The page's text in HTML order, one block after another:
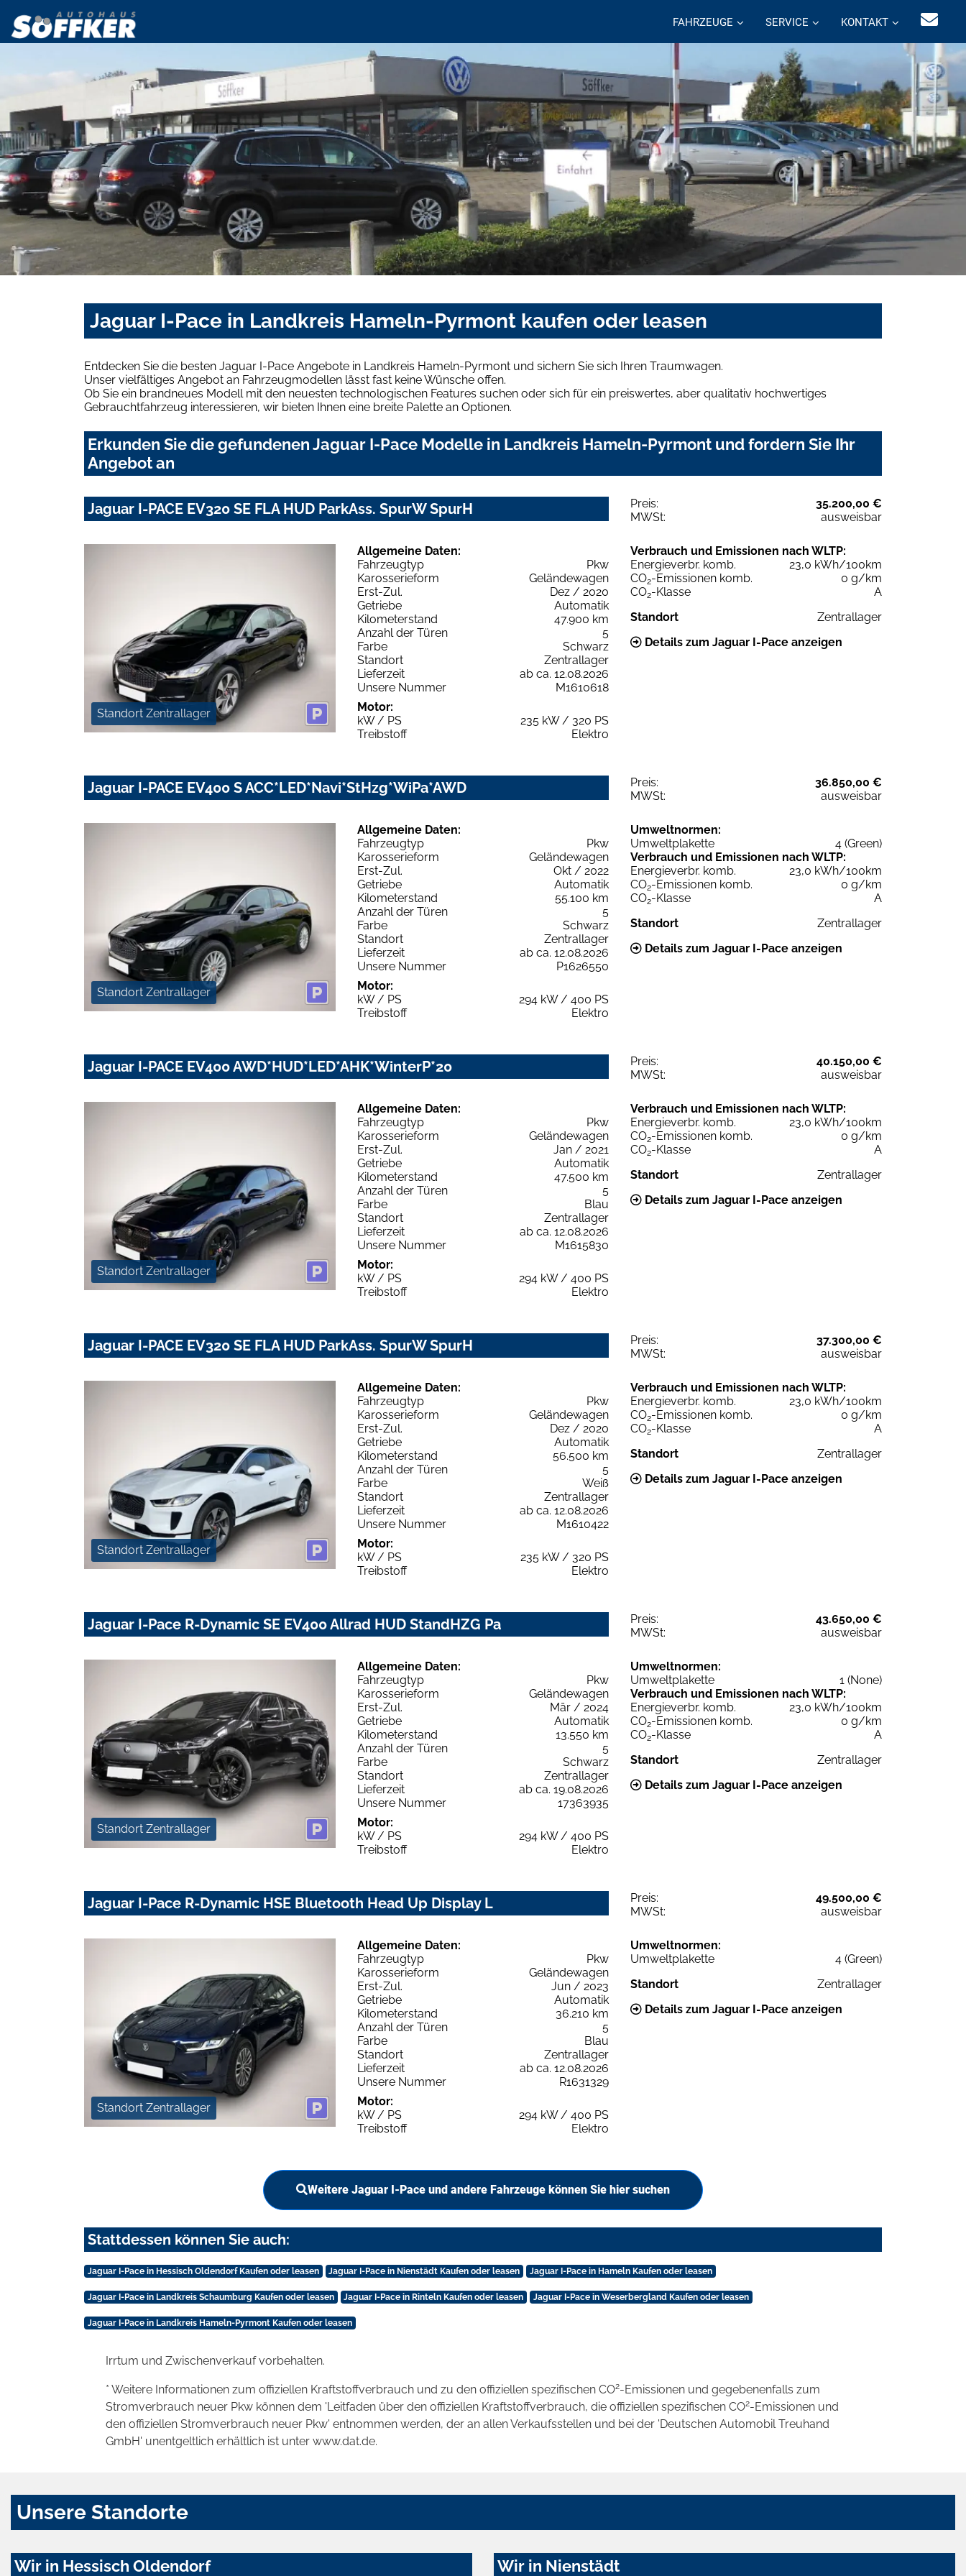
FAHRZEUGE SERVICE KONTAKT
Jaguar I-Pace in Landkreis Hameln-Pyrmont kaufen oder leasen
Entdecken Sie die besten Jaguar I-Pace Angebote in Landkreis Hameln-Pyrmont und sichern Sie sich Ihren Traumwagen.
Unser vielfältiges Angebot an Fahrzeugmodellen lässt fast keine Wünsche offen.
Ob Sie ein brandneues Modell mit den neuesten technologischen Features suchen oder sich für ein preiswertes, aber qualitativ hochwertiges
Gebrauchtfahrzeug interessieren, wir bieten Ihnen eine breite Palette an Optionen.
Erkunden Sie die gefundenen Jaguar I-Pace Modelle in Landkreis Hameln-Pyrmont und fordern Sie Ihr
Angebot an
Jaguar I-PACE EV320 SE FLA HUD ParkAss. SpurW SpurH Preis:
35.200,00 €
MWSt:
ausweisbar
Standort Zentrallager
Allgemeine Daten:
Fahrzeugtyp
Pkw
Karosserieform
Geländewagen
Erst-Zul.
Dez / 2020
Getriebe
Automatik
Kilometerstand
47.900 km
Anzahl der Türen
5
Farbe
Schwarz
Standort
Zentrallager
Lieferzeit
ab ca. 12.08.2026
Unsere Nummer
M1610618
Motor:
kW / PS
235 kW / 320 PS
Treibstoff
Elektro
Verbrauch und Emissionen nach WLTP:
Energieverbr. komb.
23,0 kWh/100km
CO2-Emissionen komb.
0 g/km
CO2-Klasse
A
Standort
Zentrallager
Details zum Jaguar I-Pace anzeigen
Jaguar I-PACE EV400 S ACC*LED*Navi*StHzg*WiPa*AWD Preis:
36.850,00 €
MWSt:
ausweisbar
Standort Zentrallager
Allgemeine Daten:
Fahrzeugtyp
Pkw
Karosserieform
Geländewagen
Erst-Zul.
Okt / 2022
Getriebe
Automatik
Kilometerstand
55.100 km
Anzahl der Türen
5
Farbe
Schwarz
Standort
Zentrallager
Lieferzeit
ab ca. 12.08.2026
Unsere Nummer
P1626550
Motor:
kW / PS
294 kW / 400 PS
Treibstoff
Elektro
Umweltnormen:
Umweltplakette
4 (Green)
Verbrauch und Emissionen nach WLTP:
Energieverbr. komb.
23,0 kWh/100km
CO2-Emissionen komb.
0 g/km
CO2-Klasse
A
Standort
Zentrallager
Details zum Jaguar I-Pace anzeigen
Jaguar I-PACE EV400 AWD*HUD*LED*AHK*WinterP*20 Preis:
40.150,00 €
MWSt:
ausweisbar
Standort Zentrallager
Allgemeine Daten:
Fahrzeugtyp
Pkw
Karosserieform
Geländewagen
Erst-Zul.
Jan / 2021
Getriebe
Automatik
Kilometerstand
47.500 km
Anzahl der Türen
5
Farbe
Blau
Standort
Zentrallager
Lieferzeit
ab ca. 12.08.2026
Unsere Nummer
M1615830
Motor:
kW / PS
294 kW / 400 PS
Treibstoff
Elektro
Verbrauch und Emissionen nach WLTP:
Energieverbr. komb.
23,0 kWh/100km
CO2-Emissionen komb.
0 g/km
CO2-Klasse
A
Standort
Zentrallager
Details zum Jaguar I-Pace anzeigen
Jaguar I-PACE EV320 SE FLA HUD ParkAss. SpurW SpurH Preis:
37.300,00 €
MWSt:
ausweisbar
Standort Zentrallager
Allgemeine Daten:
Fahrzeugtyp
Pkw
Karosserieform
Geländewagen
Erst-Zul.
Dez / 2020
Getriebe
Automatik
Kilometerstand
56.500 km
Anzahl der Türen
5
Farbe
Weiß
Standort
Zentrallager
Lieferzeit
ab ca. 12.08.2026
Unsere Nummer
M1610422
Motor:
kW / PS
235 kW / 320 PS
Treibstoff
Elektro
Verbrauch und Emissionen nach WLTP:
Energieverbr. komb.
23,0 kWh/100km
CO2-Emissionen komb.
0 g/km
CO2-Klasse
A
Standort
Zentrallager
Details zum Jaguar I-Pace anzeigen
Jaguar I-Pace R-Dynamic SE EV400 Allrad HUD StandHZG Pa Preis:
43.650,00 €
MWSt:
ausweisbar
Standort Zentrallager
Allgemeine Daten:
Fahrzeugtyp
Pkw
Karosserieform
Geländewagen
Erst-Zul.
Mär / 2024
Getriebe
Automatik
Kilometerstand
13.550 km
Anzahl der Türen
5
Farbe
Schwarz
Standort
Zentrallager
Lieferzeit
ab ca. 19.08.2026
Unsere Nummer
17363935
Motor:
kW / PS
294 kW / 400 PS
Treibstoff
Elektro
Umweltnormen:
Umweltplakette
1 (None)
Verbrauch und Emissionen nach WLTP:
Energieverbr. komb.
23,0 kWh/100km
CO2-Emissionen komb.
0 g/km
CO2-Klasse
A
Standort
Zentrallager
Details zum Jaguar I-Pace anzeigen
Jaguar I-Pace R-Dynamic HSE Bluetooth Head Up Display L Preis:
49.500,00 €
MWSt:
ausweisbar
Standort Zentrallager
Allgemeine Daten:
Fahrzeugtyp
Pkw
Karosserieform
Geländewagen
Erst-Zul.
Jun / 2023
Getriebe
Automatik
Kilometerstand
36.210 km
Anzahl der Türen
5
Farbe
Blau
Standort
Zentrallager
Lieferzeit
ab ca. 12.08.2026
Unsere Nummer
R1631329
Motor:
kW / PS
294 kW / 400 PS
Treibstoff
Elektro
Umweltnormen:
Umweltplakette
4 (Green)
Standort
Zentrallager
Details zum Jaguar I-Pace anzeigen
Weitere Jaguar I-Pace und andere Fahrzeuge können Sie hier suchen
Stattdessen können Sie auch:
Jaguar I-Pace in Hessisch Oldendorf Kaufen oder leasen Jaguar I-Pace in Nienstädt Kaufen oder leasen Jaguar I-Pace in Hameln Kaufen oder leasen
Jaguar I-Pace in Landkreis Schaumburg Kaufen oder leasen Jaguar I-Pace in Rinteln Kaufen oder leasen Jaguar I-Pace in Weserbergland Kaufen oder leasen
Jaguar I-Pace in Landkreis Hameln-Pyrmont Kaufen oder leasen
Irrtum und Zwischenverkauf vorbehalten.
* Weitere Informationen zum offiziellen Kraftstoffverbrauch und zu den offiziellen spezifischen CO2-Emissionen und gegebenenfalls zum
Stromverbrauch neuer Pkw können dem 'Leitfaden über den offiziellen Kraftstoffverbrauch, die offiziellen spezifischen CO2-Emissionen und
den offiziellen Stromverbrauch neuer Pkw' entnommen werden, der an allen Verkaufsstellen und bei der 'Deutschen Automobil Treuhand
GmbH' unentgeltlich erhältlich ist unter www.dat.de.
Unsere Standorte
Wir in Hessisch Oldendorf Wir in Nienstädt